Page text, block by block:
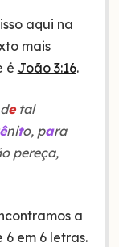
aqui na
mais
é João 3:16.
etal
nito, para
pereça,
a
6 em 6 letras.